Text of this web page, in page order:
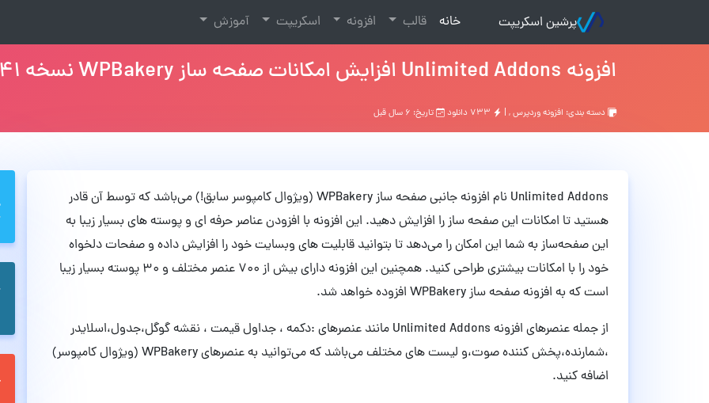
پرشین اسکریپت خانه
(current) قالب افزونه اسکریپت آموزش
افزونه Unlimited Addons افزایش امکانات صفحه ساز WPBakery نسخه 1.0.41
دسته بندی: افزونه وردپرس, | تاریخ: ۶ سال قبل
Unlimited Addons نام افزونه جانبی صفحه ساز WPBakery (ویژوال کامپوسر سابق!) می‌باشد که توسط آن قادر
هستید تا امکانات این صفحه ساز را افزایش دهید. این افزونه با افزودن عناصر حرفه ای و پوسته های بسیار زیبا به
این صفحه‌ساز به شما این امکان را می‌دهد تا بتوانید قابلیت های وبسایت خود را افزایش داده و صفحات دلخواه
خود را با امکانات بیشتری طراحی کنید. همچنین این افزونه دارای بیش از 700 عنصر مختلف و 30 پوسته بسیار زیبا
است که به افزونه صفحه ساز WPBakery افزوده خواهد شد.
از جمله عنصرهای افزونه Unlimited Addons مانند عنصرهای :دکمه ، جداول قیمت ، نقشه گوگل،جدول،اسلایدر
،شمارنده،پخش کننده صوت،و لیست های مختلف می‌باشد که می‌توانید به عنصرهای WPBakery (ویژوال کامپوسر)
اضافه کنید.